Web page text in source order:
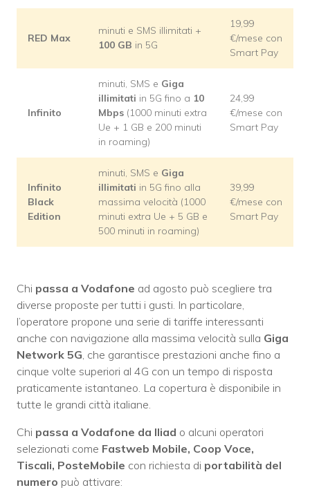
RED Max
minuti e SMS illimitati +
100 GB in 5G
19,99
€/mese con
Smart Pay
Infinito
minuti, SMS e Giga
illimitati in 5G fino a 10
Mbps (1000 minuti extra
Ue + 1 GB e 200 minuti
in roaming)
24,99
€/mese con
Smart Pay
Infinito
Black
Edition
minuti, SMS e Giga
illimitati in 5G fino alla
massima velocità (1000
minuti extra Ue + 5 GB e
500 minuti in roaming)
39,99
€/mese con
Smart Pay
Chi passa a Vodafone ad agosto può scegliere tra
diverse proposte per tutti i gusti. In particolare,
l’operatore propone una serie di tariffe interessanti
anche con navigazione alla massima velocità sulla Giga
Network 5G, che garantisce prestazioni anche fino a
cinque volte superiori al 4G con un tempo di risposta
praticamente istantaneo. La copertura è disponibile in
tutte le grandi città italiane.
Chi passa a Vodafone da Iliad o alcuni operatori
selezionati come Fastweb Mobile, Coop Voce,
Tiscali, PosteMobile con richiesta di portabilità del
numero può attivare: